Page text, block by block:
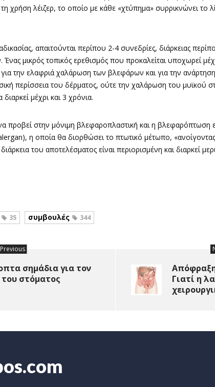
χρήση λέιζερ, το οποίο με κάθε «χτύπημα» συρρικνώνει το
απαιτούνται περίπου 2-4 συνεδρίες, διάρκειας
μικρός τοπικός ερεθισμός που προκαλείται υποχωρεί
την ελαφριά χαλάρωση των βλεφάρων και για την
περίσσεια του δέρματος, ούτε την χαλάρωση του μυϊκού
μέχρι και 3 χρόνια.
προβεί στην μόνιμη βλεφαροπλαστική και η βλεφαρόπτωση
η οποία θα διορθώσει το πτωτικό μέτωπο,
του αποτελέσματος είναι περιορισμένη και διαρκεί
35 συμβουλές 344
Previous
σημάδια για τον
του στόματος
Γιατί η